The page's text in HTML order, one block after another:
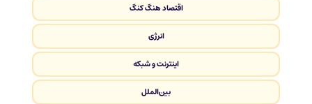
اقتصاد هنگ کنگ
انرژی
اینترنت و شبکه
بین‌الملل